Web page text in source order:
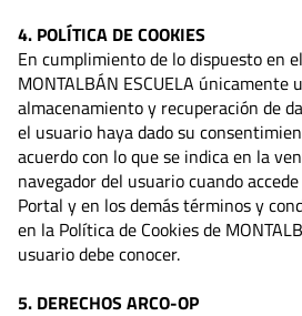
4. POLÍTICA DE COOKIES
En cumplimiento de lo dispuesto en
MONTALBÁN ESCUELA
almacenamiento y recuperación de
el usuario haya dado su
acuerdo con lo que se indica en la
navegador del usuario cuando
Portal y en los demás términos y
en la Política de Cookies de
usuario debe conocer.
5. DERECHOS ARCO-OP